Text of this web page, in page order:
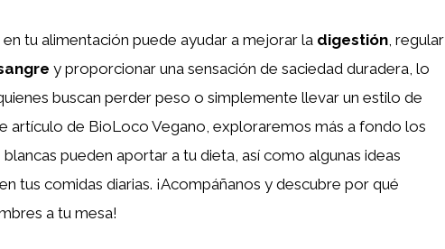
tu alimentación puede ayudar a mejorar la digestión , regular
y proporcionar una sensación de saciedad duradera, lo
buscan perder peso o simplemente llevar un estilo de
artículo de BioLoco Vegano, exploraremos más a fondo los
blancas pueden aportar a tu dieta, así como algunas ideas
tus comidas diarias. ¡Acompáñanos y descubre por qué
a tu mesa!